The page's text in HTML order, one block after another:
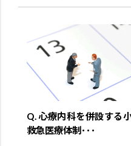
Q. 心療内科を併設する
救急医療体制･･･